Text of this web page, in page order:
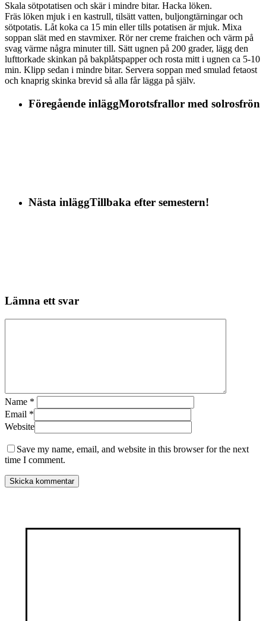
Skala sötpotatisen och skär i mindre bitar. Hacka löken.
Fräs löken mjuk i en kastrull, tilsätt vatten, buljongtärningar och
sötpotatis. Låt koka ca 15 min eller tills potatisen är mjuk. Mixa
soppan slät med en stavmixer. Rör ner creme fraichen och värm på
svag värme några minuter till. Sätt ugnen på 200 grader, lägg den
lufttorkade skinkan på bakplåtspapper och rosta mitt i ugnen ca 5-10
min. Klipp sedan i mindre bitar. Servera soppan med smulad fetaost
och knaprig skinka brevid så alla får lägga på själv.
Föregående inläggMorotsfrallor med solrosfrön
Nästa inläggTillbaka efter semestern!
Lämna ett svar
Name *
Email *
Website
Save my name, email, and website in this browser for the next
time I comment.